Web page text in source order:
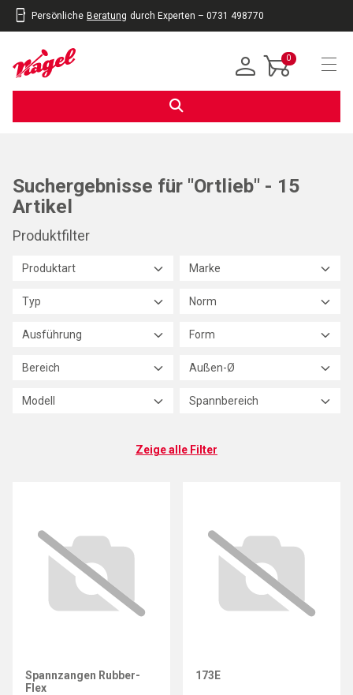
Persönliche Beratung durch Experten – 0731 498770
0
Suchergebnisse für "Ortlieb" - 15
Artikel
Produktfilter
Produktart Marke
Typ Norm
Ausführung Form
Bereich Außen-Ø
Modell Spannbereich
Zeige alle Filter
Spannzangen Rubber-
Flex
173E